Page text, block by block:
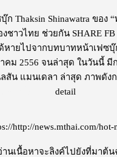
บุ๊ก Thaksin Shinawatra ข
าวไทย ช่วยกัน SHARE
ายไปจากบทบาทหน้าเฟซบุ๊
คม 2556 จนล่าสุด ในวันนี้
สัน แมนเดลา ล่าสุด ภาพดัง
detail
http://news.mthai.com/hot-
านเนื้อหาจะลิงค์ไปยังที่มาต้